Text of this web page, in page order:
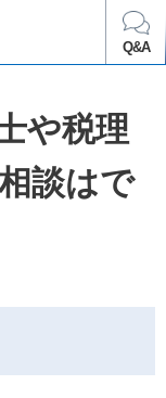
Q&A
や税理
談はで